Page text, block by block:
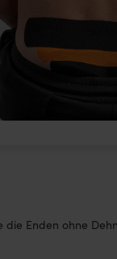
Enden ohne